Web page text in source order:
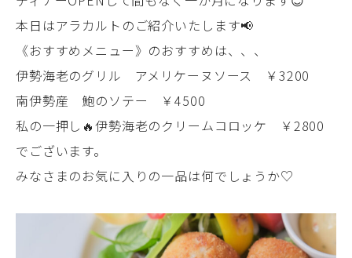
本日はアラカルトのご紹介いたします📢
《おすすめメニュー》のおすすめは、、、
伊勢海老のグリル アメリケーヌソース ￥3200
南伊勢産 鮑のソテー ￥4500
私の一押し🔥伊勢海老のクリームコロッケ ￥2800
でございます。
みなさまのお気に入りの一品は何でしょうか♡